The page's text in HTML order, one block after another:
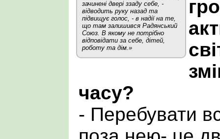
зачинені двері ззаду себе, -
відводить руку назад та
підвищує голос, - в надії на те,
що там залишився Радянський
Союз. В якому не потрібно
відповідати за себе, дітей,
роботу та дім.»
часу?
- Перебувати